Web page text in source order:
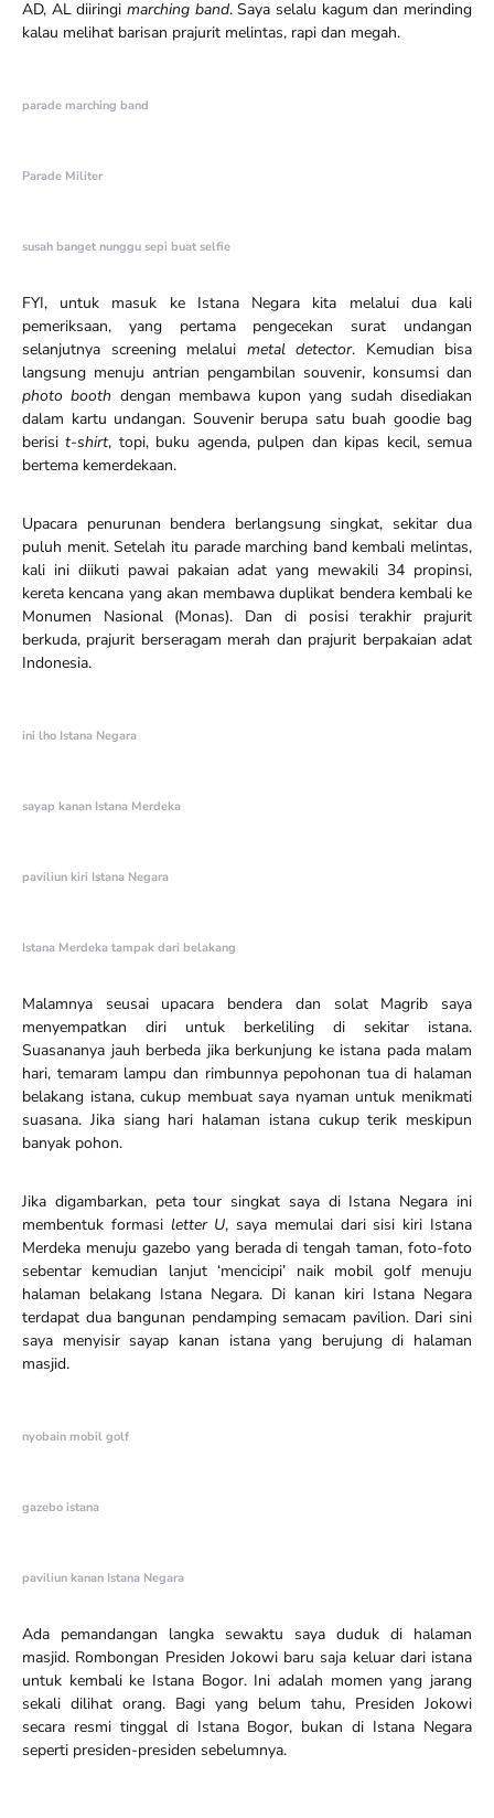
AD, AL diiringi marching band. Saya selalu kagum dan merinding
kalau melihat barisan prajurit melintas, rapi dan megah.
parade marching band
Parade Militer
susah banget nunggu sepi buat selfie
FYI, untuk masuk ke Istana Negara kita melalui dua kali
pemeriksaan, yang pertama pengecekan surat undangan
selanjutnya screening melalui metal detector. Kemudian bisa
langsung menuju antrian pengambilan souvenir, konsumsi dan
photo booth dengan membawa kupon yang sudah disediakan
dalam kartu undangan. Souvenir berupa satu buah goodie bag
berisit-shirt, topi, buku agenda, pulpen dan kipas kecil, semua
bertema kemerdekaan.
Upacara penurunan bendera berlangsung singkat, sekitar dua
puluh menit. Setelah itu parade marching band kembali melintas,
kali ini diikuti pawai pakaian adat yang mewakili 34 propinsi,
kereta kencana yang akan membawa duplikat bendera kembali ke
Monumen Nasional (Monas). Dan di posisi terakhir prajurit
berkuda, prajurit berseragam merah dan prajurit berpakaian adat
Indonesia.
ini lho Istana Negara
sayap kanan Istana Merdeka
paviliun kiri Istana Negara
Istana Merdeka tampak dari belakang
Malamnya seusai upacara bendera dan solat Magrib saya
menyempatkan diri untuk berkeliling di sekitar istana.
Suasananya jauh berbeda jika berkunjung ke istana pada malam
hari, temaram lampu dan rimbunnya pepohonan tua di halaman
belakang istana, cukup membuat saya nyaman untuk menikmati
suasana. Jika siang hari halaman istana cukup terik meskipun
banyak pohon.
Jika digambarkan, peta tour singkat saya di Istana Negara ini
membentuk formasi letter U, saya memulai dari sisi kiri Istana
Merdeka menuju gazebo yang berada di tengah taman, foto-foto
sebentar kemudian lanjut ‘mencicipi’ naik mobil golf menuju
halaman belakang Istana Negara. Di kanan kiri Istana Negara
terdapat dua bangunan pendamping semacam pavilion. Dari sini
saya menyisir sayap kanan istana yang berujung di halaman
masjid.
nyobain mobil golf
gazebo istana
paviliun kanan Istana Negara
Ada pemandangan langka sewaktu saya duduk di halaman
masjid. Rombongan Presiden Jokowi baru saja keluar dari istana
untuk kembali ke Istana Bogor. Ini adalah momen yang jarang
sekali dilihat orang. Bagi yang belum tahu, Presiden Jokowi
secara resmi tinggal di Istana Bogor, bukan di Istana Negara
seperti presiden-presiden sebelumnya.